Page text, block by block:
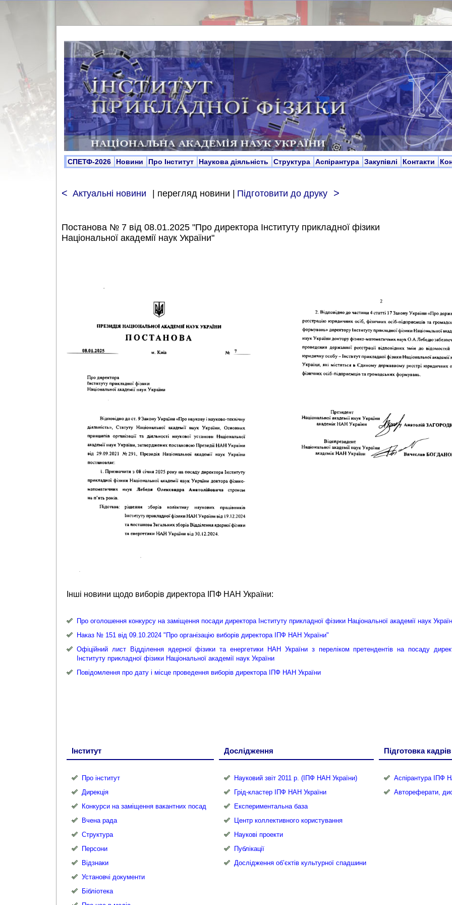
СПЕТФ-2026 Новини Про Інститут Наукова діяльність Структура Аспірантура Закупівлі Контакти
< Актуальні новини | перегляд новини | Підготовити до друку >
Постанова № 7 від 08.01.2025 "Про директора Інституту прикладної фізики
Національної академії наук України"
Інші новини щодо виборів директора ІПФ НАН України:
Про оголошення конкурсу на заміщення посади директора Інституту прикладної фізики Національної академії наук
Наказ № 151 від 09.10.2024 "Про організацію виборів директора ІПФ НАН України"
Офіційний лист Вiддiлення ядерної фізики та енергетики НАН України з перелiком претендентiв на посаду
Інституту прикладної фізики Національної академії наук України
Повідомлення про дату і місце проведення виборів директора ІПФ НАН України
Інститут
Про інститут
Дирекція
Конкурси на заміщення вакантних посад
Вчена рада
Структура
Персони
Відзнаки
Установчі документи
Бібліотека
Дослідження
Науковий звіт 2011 р. (ІПФ НАН України)
Грід-кластер ІПФ НАН України
Експериментальна база
Центр коллективного користування
Наукові проекти
Публікації
Дослідження об’єктів культурної спадшини
Підготовка кадрів
Аспірантура ІПФ
Автореферати,